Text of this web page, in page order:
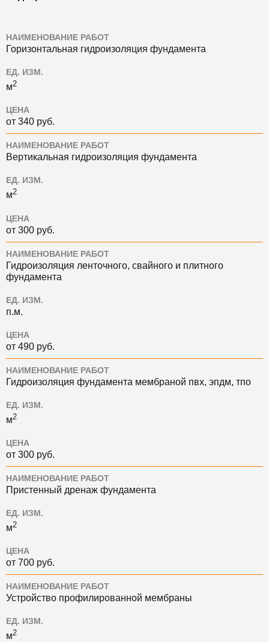
НАИМЕНОВАНИЕ РАБОТ
Горизонтальная гидроизоляция фундамента
ЕД. ИЗМ.
м2
ЦЕНА
от 340 руб.
НАИМЕНОВАНИЕ РАБОТ
Вертикальная гидроизоляция фундамента
ЕД. ИЗМ.
м2
ЦЕНА
от 300 руб.
НАИМЕНОВАНИЕ РАБОТ
Гидроизоляция ленточного, свайного и плитного
фундамента
ЕД. ИЗМ.
п.м.
ЦЕНА
от 490 руб.
НАИМЕНОВАНИЕ РАБОТ
Гидроизоляция фундамента мембраной пвх, эпдм, тпо
ЕД. ИЗМ.
м2
ЦЕНА
от 300 руб.
НАИМЕНОВАНИЕ РАБОТ
Пристенный дренаж фундамента
ЕД. ИЗМ.
м2
ЦЕНА
от 700 руб.
НАИМЕНОВАНИЕ РАБОТ
Устройство профилированной мембраны
ЕД. ИЗМ.
м2